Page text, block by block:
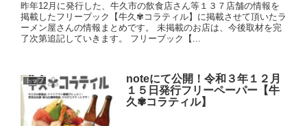
昨年12月に発行した、牛久市の飲食店さん等１３７店舗の情報を
掲載したフリーブック【牛久✾コラティル】に掲載させて頂いたラ
ーメン屋さんの情報まとめです。 未掲載のお店は、今後取材を完
了次第追記していきます。 フリーブック【...
トップ
noteにて公開！令和３年１２月
１５日発行フリーペーパー【牛
久✾コラティル】